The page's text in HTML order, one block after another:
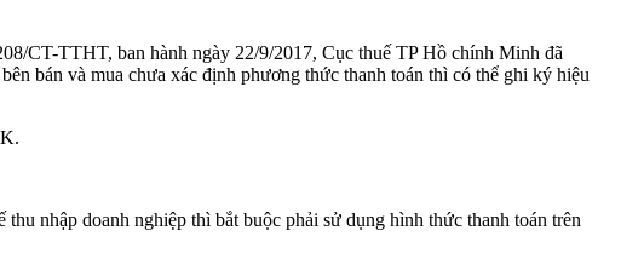
CT-TTHT, ban hành ngày 22/9/2017, Cục thuế TP Hồ chính Minh đã
bán và mua chưa xác định phương thức thanh toán thì có thể ghi ký hiệu
nhập doanh nghiệp thì bắt buộc phải sử dụng hình thức thanh toán trên